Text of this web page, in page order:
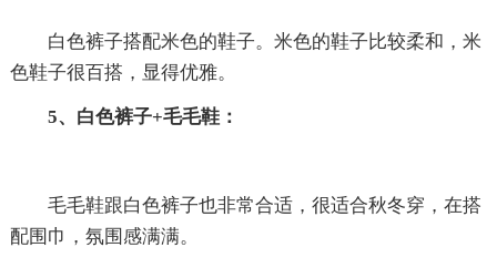
白色裤子搭配米色的鞋子。米色的鞋子比较柔和，米
色鞋子很百搭，显得优雅。
5、白色裤子+毛毛鞋：
毛毛鞋跟白色裤子也非常合适，很适合秋冬穿，在搭
配围巾，氛围感满满。